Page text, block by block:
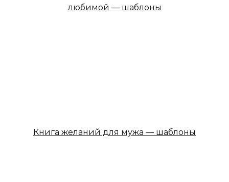
любимой — шаблоны
Книга желаний для мужа — шаблоны